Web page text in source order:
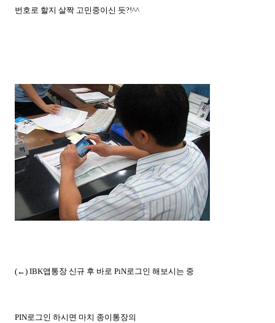
번호로 할지 살짝 고민 중이신 듯?!^^
(←) IBK앱통장 신규 후 바로 PiN로그인 해보시는 중
PIN로그인 하시면 마치 종이통장의